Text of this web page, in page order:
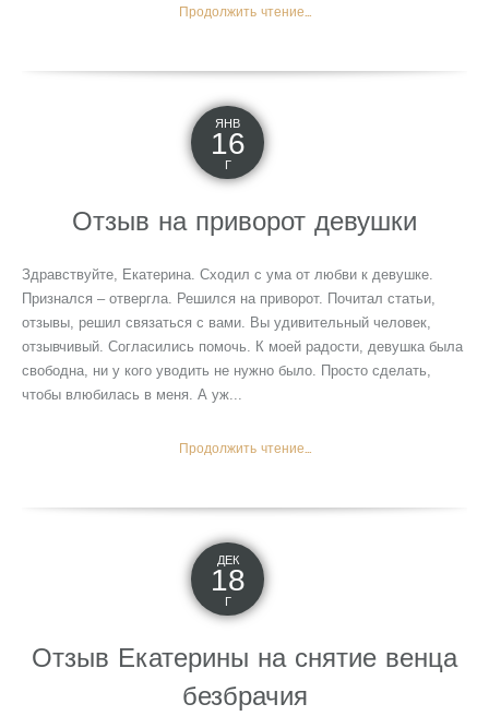
Продолжить чтение...
ЯНВ
16
Г
Отзыв на приворот девушки
Здравствуйте, Екатерина. Сходил с ума от любви к девушке.
Признался – отвергла. Решился на приворот. Почитал статьи,
отзывы, решил связаться с вами. Вы удивительный человек,
отзывчивый. Согласились помочь. К моей радости, девушка была
свободна, ни у кого уводить не нужно было. Просто сделать,
чтобы влюбилась в меня. А уж...
Продолжить чтение...
ДЕК
18
Г
Отзыв Екатерины на снятие венца
безбрачия